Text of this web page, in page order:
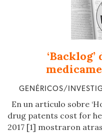
GENÉRICOS/
En un artículo sobre
drug patents cost for
2017 [1] mostraron